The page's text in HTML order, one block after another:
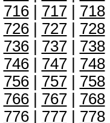
716| 717| 718|
726| 727| 728|
736| 737| 738|
746| 747| 748|
756| 757| 758|
766| 767| 768|
776| 777| 778|